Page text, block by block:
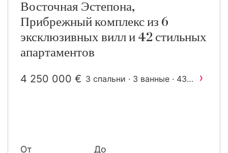
Восточная Эстепона,
Прибрежный комплекс из 6
эксклюзивных вилл и 42 стильных
апартаментов
4 250 000 € 3 спальни · 3 ванные · 437
›
От До